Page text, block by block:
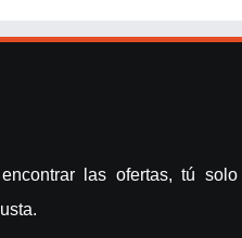
las ofertas, tú solo